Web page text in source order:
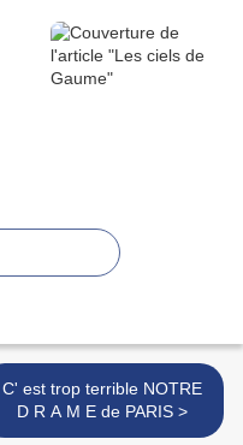
C' est trop terrible NOTRE
D R A M E de PARIS >